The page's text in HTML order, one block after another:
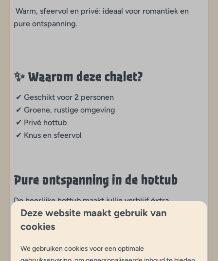
Kinderen
Speeltuintje op bijna elk veld
Warm, sfeervol en privé: ideaal voor romantiek en
pure ontspanning.
✨Waarom deze chalet?
✔ Geschikt voor 2 personen
✔ Groene, rustige omgeving
✔ Privé hottub
✔ Knus en sfeervol
Pure ontspanning in de hottub
De heerlijke hottub maakt jullie verblijf éxtra
bijzonder. Warm, sfeervol en helemaal privé – perfect
voor romantische momenten of een welverdiende
hoor je ’s avonds alleen de wind tussen de bomen.
Deze website maakt gebruik van
cookies
We gebruiken cookies voor een optimale